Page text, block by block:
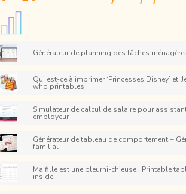
Générateur de planning des tâches
Qui est-ce à imprimer ‘Princesses Disney’ et
who printables
Simulateur de calcul de salaire pour
employeur
Générateur de tableau de comportement +
familial
Ma fille est une pleurni-chieuse ! Printable
inside